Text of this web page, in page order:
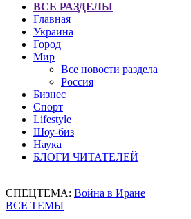
ВСЕ РАЗДЕЛЫ
Главная
Украина
Город
Мир
Все новости раздела
Россия
Бизнес
Спорт
Lifestyle
Шоу-биз
Наука
БЛОГИ ЧИТАТЕЛЕЙ
СПЕЦТЕМА: Война в Иране
ВСЕ ТЕМЫ